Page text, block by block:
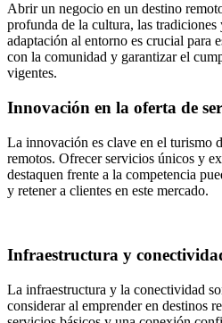
Abrir un negocio en un destino
profunda de la cultura, las
adaptación al entorno es crucial para
con la comunidad y garantizar el
vigentes.
Innovación en la oferta de
La innovación es clave en el turismo
remotos. Ofrecer servicios únicos y
destaquen frente a la competencia
y retener a clientes en este mercado.
Infraestructura y
La infraestructura y la conectividad
considerar al emprender en destinos